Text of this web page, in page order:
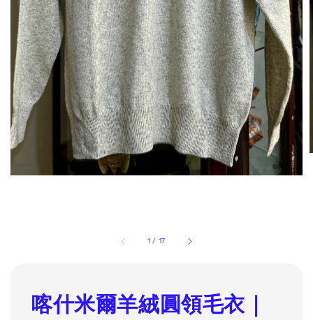
1 / 17
喀什米爾羊絨圓領毛衣｜